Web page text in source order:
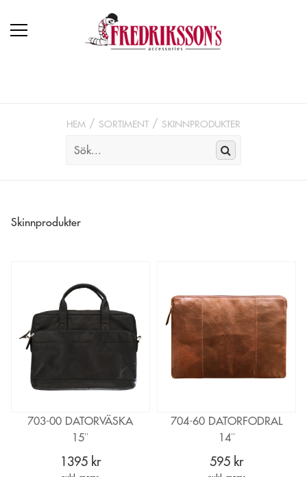
HEM SORTIMENT SKINNPRODUKTER
Skinnprodukter
703-00 DATORVÄSKA
15″
1395 kr
704-60 DATORFODRAL
14″
595 kr